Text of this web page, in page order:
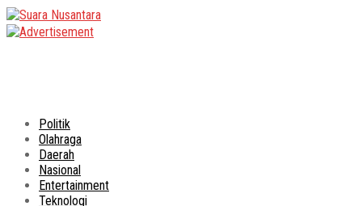
Politik
Olahraga
Daerah
Nasional
Entertainment
Teknologi